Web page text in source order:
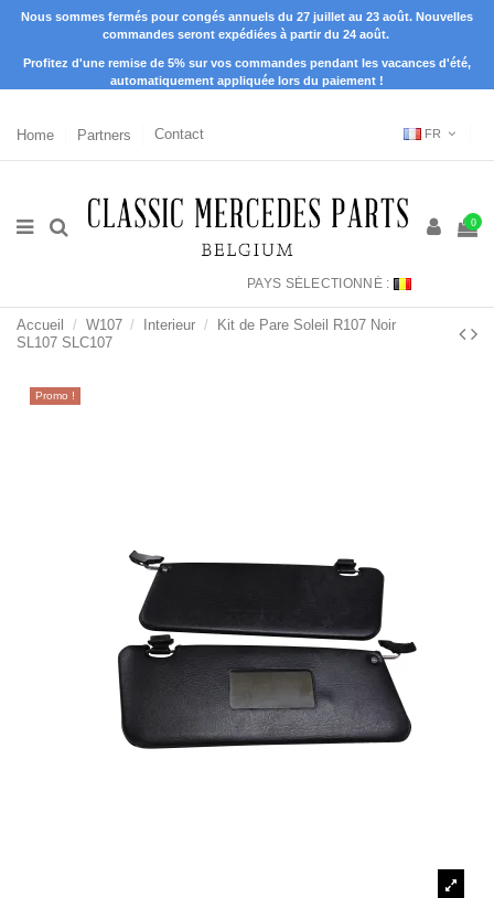
Nous sommes fermés pour congés annuels du 27 juillet au 23 août. Nouvelles
commandes seront expédiées à partir du 24 août.
Profitez d'une remise de 5% sur vos commandes pendant les vacances d'été,
automatiquement appliquée lors du paiement !
Home Partners Contact FR
0
PAYS SÉLECTIONNÉ :
Accueil W107 Interieur
Kit de Pare Soleil R107 Noir
SL107 SLC107
Promo !